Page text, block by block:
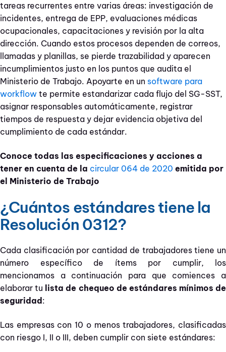
tareas recurrentes entre varias áreas: investigación de
incidentes, entrega de EPP, evaluaciones médicas
ocupacionales, capacitaciones y revisión por la alta
dirección. Cuando estos procesos dependen de correos,
llamadas y planillas, se pierde trazabilidad y aparecen
incumplimientos justo en los puntos que audita el
Ministerio de Trabajo. Apoyarte en un software para
workflow te permite estandarizar cada flujo del SG-SST,
asignar responsables automáticamente, registrar
tiempos de respuesta y dejar evidencia objetiva del
cumplimiento de cada estándar.
Conoce todas las especificaciones y acciones a
tener en cuenta de la circular 064 de 2020 emitida por
el Ministerio de Trabajo
¿Cuántos estándares tiene la
Resolución 0312?
Cada clasificación por cantidad de trabajadores tiene un
número específico de ítems por cumplir, los
mencionamos a continuación para que comiences a
elaborar tu lista de chequeo de estándares mínimos de
seguridad :
Las empresas con 10 o menos trabajadores, clasificadas
con riesgo I, II o III, deben cumplir con siete estándares: